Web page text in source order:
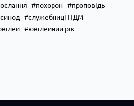
похорон
проповідь
синод
служебниці НДМ
ювілейний рік